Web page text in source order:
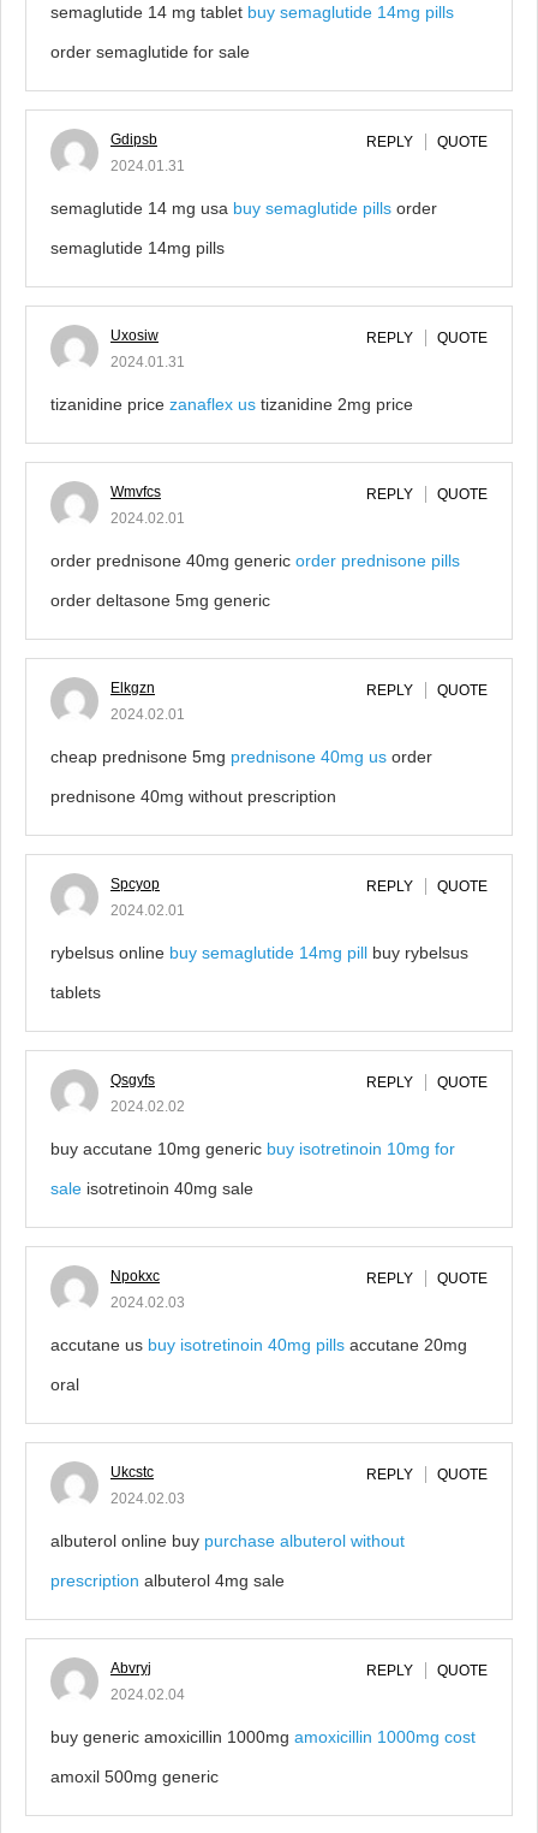
semaglutide 14 mg tablet buy semaglutide 14mg pills
order semaglutide for sale
Gdipsb
2024.01.31
REPLY QUOTE
semaglutide 14 mg usa buy semaglutide pills order
semaglutide 14mg pills
Uxosiw
2024.01.31
REPLY QUOTE
tizanidine price zanaflex us tizanidine 2mg price
Wmvfcs
2024.02.01
REPLY QUOTE
order prednisone 40mg generic order prednisone pills
order deltasone 5mg generic
Elkgzn
2024.02.01
REPLY QUOTE
cheap prednisone 5mg prednisone 40mg us order
prednisone 40mg without prescription
Spcyop
2024.02.01
REPLY QUOTE
rybelsus online buy semaglutide 14mg pill buy rybelsus
tablets
Qsgyfs
2024.02.02
REPLY QUOTE
buy accutane 10mg generic buy isotretinoin 10mg for
sale isotretinoin 40mg sale
Npokxc
2024.02.03
REPLY QUOTE
accutane us buy isotretinoin 40mg pills accutane 20mg
oral
Ukcstc
2024.02.03
REPLY QUOTE
albuterol online buy purchase albuterol without
prescription albuterol 4mg sale
Abvryj
2024.02.04
REPLY QUOTE
buy generic amoxicillin 1000mg amoxicillin 1000mg cost
amoxil 500mg generic